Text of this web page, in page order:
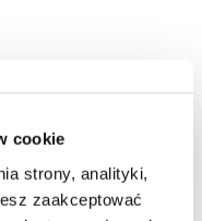
cookie
strony, analityki,
zaakceptować